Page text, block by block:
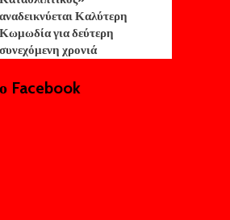
αναδεικνύεται Καλύτερη
Κωμωδία για δεύτερη
συνεχόμενη χρονιά
Facebook